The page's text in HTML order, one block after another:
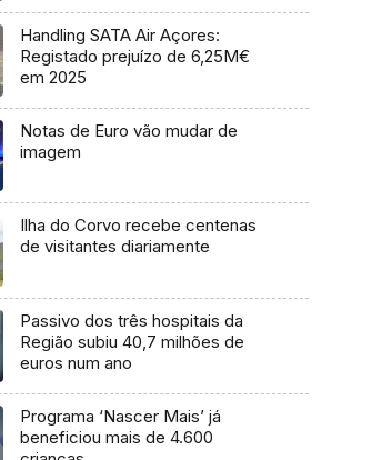
Handling SATA Air Açores:
Registado prejuízo de 6,25M€
em 2025
Notas de Euro vão mudar de
imagem
Ilha do Corvo recebe centenas
de visitantes diariamente
Passivo dos três hospitais da
Região subiu 40,7 milhões de
euros num ano
Programa ‘Nascer Mais’ já
beneficiou mais de 4.600